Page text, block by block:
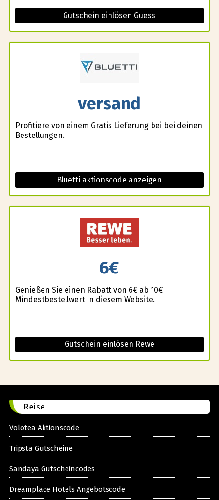
Gutschein einlösen Guess
versand
Profitiere von einem Gratis Lieferung bei bei deinen
Bestellungen.
Bluetti aktionscode anzeigen
6€
Genießen Sie einen Rabatt von 6€ ab 10€
Mindestbestellwert in diesem Website.
Gutschein einlösen Rewe
Reise
Volotea Aktionscode
Tripsta Gutscheine
Sandaya Gutscheincodes
Dreamplace Hotels Angebotscode